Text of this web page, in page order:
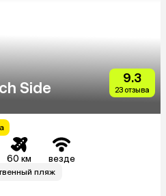
Side
9.3
23 отзыва
60 км везде
пляж